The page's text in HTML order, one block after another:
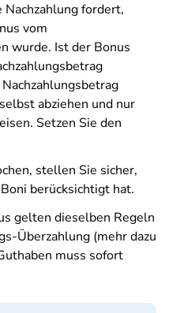
fordert,
vom
wurde. Ist der Bonus
abziehen und nur
Setzen Sie den
stellen Sie sicher,
berücksichtigt hat.
gelten dieselben Regeln
Überzahlung (mehr dazu
muss sofort